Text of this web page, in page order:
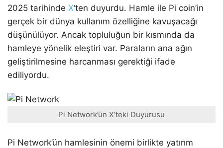
2025 tarihinde X‘ten duyurdu. Hamle ile Pi coin’in
gerçek bir dünya kullanım özelliğine kavuşacağı
düşünülüyor. Ancak topluluğun bir kısmında da
hamleye yönelik eleştiri var. Paraların ana ağın
geliştirilmesine harcanması gerektiği ifade
ediliyordu.
Pi Network’ün X’teki Duyurusu
Pi Network’ün hamlesinin önemi birlikte yatırım